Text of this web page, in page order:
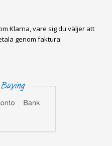
Klarna, vare sig du väljer att
genom faktura.